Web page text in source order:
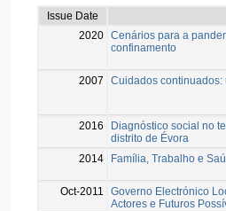
Issue Date
2020 Cenários para a
confinamento
2007 Cuidados
2016
Diagnóstico social no
distrito de Évora
2014
Família, Trabalho e
Oct-2011
Governo Electrónico
Actores e Futuros